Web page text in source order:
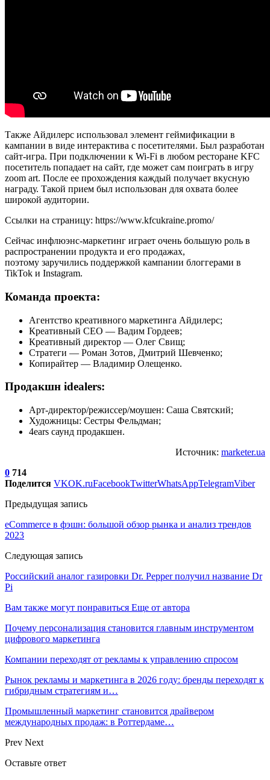
Также Айдилерс использовал элемент геймификации в
кампании в виде интерактива с посетителями. Был разработан
сайт-игра. При подключении к Wi-Fi в любом ресторане KFC
посетитель попадает на сайт, где может сам поиграть в игру
zoom art. После ее прохождения каждый получает вкусную
награду. Такой прием был использован для охвата более
широкой аудитории.
Ссылки на страницу: https://www.kfcukraine.promo/
Сейчас инфлюэнс-маркетинг играет очень большую роль в
распространении продукта и его продажах,
поэтому заручились поддержкой кампании блоггерами в
TikTok и Instagram.
Команда проекта:
Агентство креативного маркетинга Айдилерс;
Креативный СЕО — Вадим Гордеев;
Креативный директор — Олег Свищ;
Стратеги — Роман Зотов, Дмитрий Шевченко;
Копирайтер — Владимир Олещенко.
Продакшн idealers:
Арт-директор/режиссер/моушен: Саша Святский;
Художницы: Сестры Фельдман;
4ears саунд продакшен.
Источник: marketer.ua
0 714
Поделится VKOK.ruFacebookTwitterWhatsAppTelegramViber
Предыдущая запись
eCommerce в фэшн: большой обзор рынка и анализ трендов
2023
Следующая запись
Российский аналог газировки Dr. Pepper получил название Dr
Pi
Вам также могут понравиться Еще от автора
Почему персонализация становится главным инструментом
цифрового маркетинга
Компании переходят от рекламы к управлению спросом
Рынок рекламы и маркетинга в 2026 году: бренды переходят к
гибридным стратегиям и…
Промышленный маркетинг становится драйвером
международных продаж: в Роттердаме…
Prev Next
Оставьте ответ